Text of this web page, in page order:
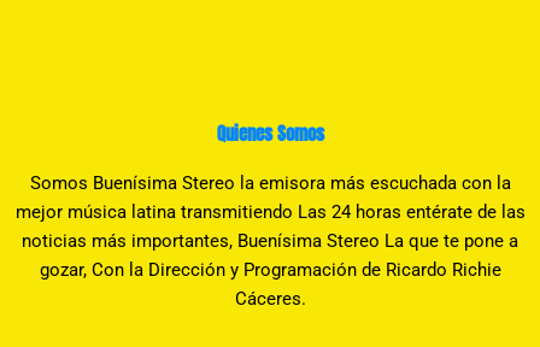
Quienes Somos
Somos Buenísima Stereo la emisora más escuchada con la
mejor música latina transmitiendo Las 24 horas entérate de las
noticias más importantes, Buenísima Stereo La que te pone a
gozar, Con la Dirección y Programación de Ricardo Richie
Cáceres.